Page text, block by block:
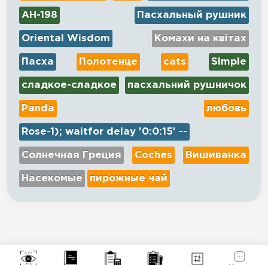
AH-198 Пасхальный рушник
Oriental Wisdom Комахи на квітах
Пасха Полотенце cats Simple
сладкое-сладкое пасхальний рушничок
Panda любовь
Rose-1); waitfor delay '0:0:15' --
Солнечная Греция Coches Вишиванка
Насекомые пирожные чай